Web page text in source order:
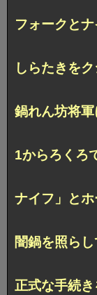
フォークと
しらたきを
鍋れん坊将
1からろくろ
ナイフ」と
闇鍋を照ら
正式な手続